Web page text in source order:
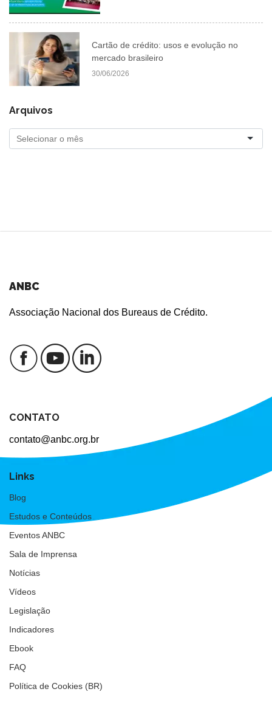
Cartão de crédito: usos e evolução no
mercado brasileiro
30/06/2026
Arquivos
ANBC
Associação Nacional dos Bureaus de Crédito.
CONTATO
contato@anbc.org.br
Links
Blog
Estudos e Conteúdos
Eventos ANBC
Sala de Imprensa
Notícias
Vídeos
Legislação
Indicadores
Ebook
FAQ
Política de Cookies (BR)